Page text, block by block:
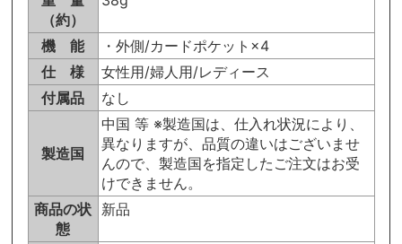
（約）
機 能
・外側/カードポケット×4
仕 様
女性用/婦人用/レディース
付属品
なし
製造国
中国 等 ※製造国は、仕入れ状況により、
異なりますが、品質の違いはございませ
んので、製造国を指定したご注文はお受
けできません。
商品の状
態
新品